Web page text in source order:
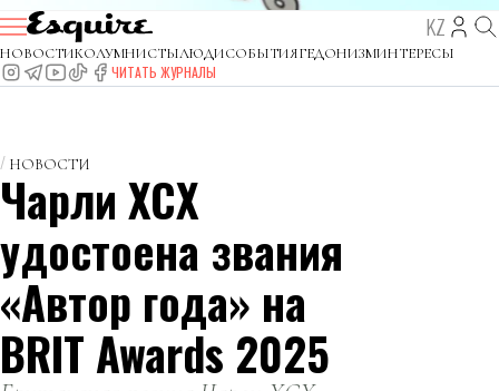
KZ
НОВОСТИКОЛУМНИСТЫЛЮДИСОБЫТИЯГЕДОНИЗМИНТЕРЕСЫ
ЧИТАТЬ ЖУРНАЛЫ
НОВОСТИ
Чарли XCX
удостоена звания
«Автор года» на
BRIT Awards 2025